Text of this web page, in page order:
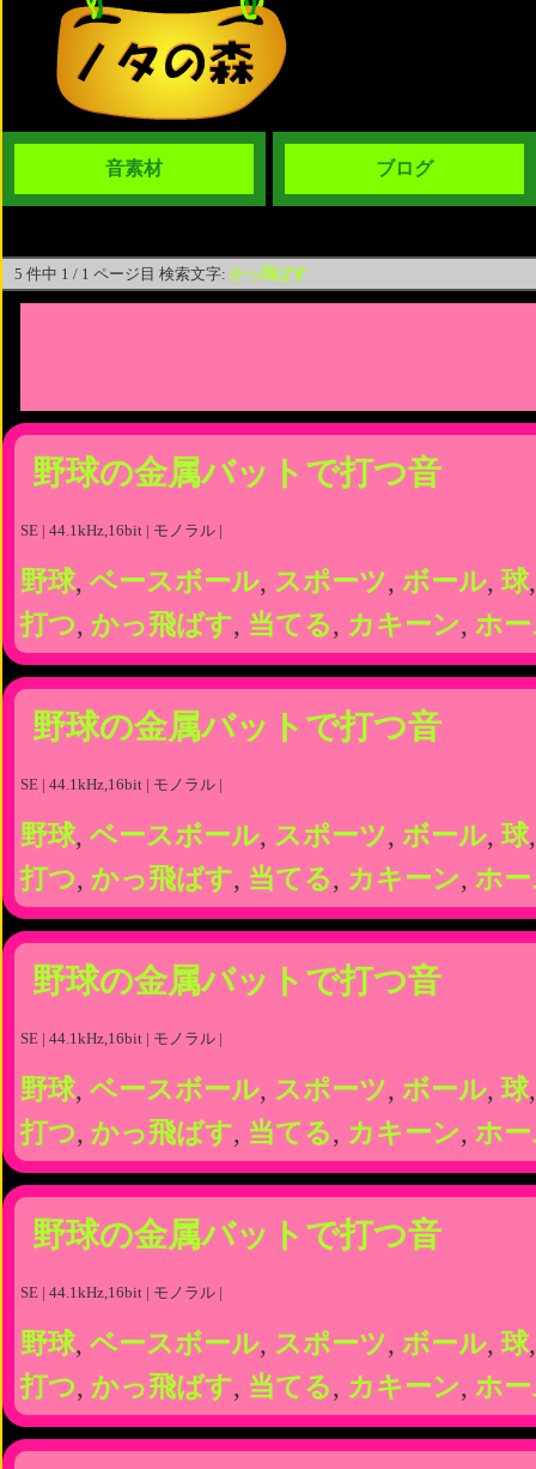
音素材 ブログ
5 件中 1 / 1 ページ目 検索文字: かっ飛ばす
野球の金属バットで打つ音
SE | 44.1kHz,16bit | モノラル |
野球, ベースボール, スポーツ, ボール, 球
打つ, かっ飛ばす, 当てる, カキーン, ホ
野球の金属バットで打つ音
SE | 44.1kHz,16bit | モノラル |
野球, ベースボール, スポーツ, ボール, 球
打つ, かっ飛ばす, 当てる, カキーン, ホ
野球の金属バットで打つ音
SE | 44.1kHz,16bit | モノラル |
野球, ベースボール, スポーツ, ボール, 球
打つ, かっ飛ばす, 当てる, カキーン, ホ
野球の金属バットで打つ音
SE | 44.1kHz,16bit | モノラル |
野球, ベースボール, スポーツ, ボール, 球
打つ, かっ飛ばす, 当てる, カキーン, ホ